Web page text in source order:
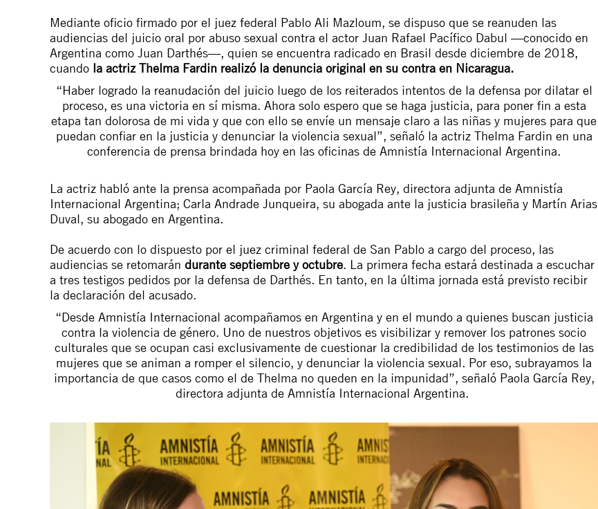
Mediante oficio firmado por el juez federal Pablo Ali Mazloum, se dispuso que se reanuden las
audiencias del juicio oral por abuso sexual contra el actor Juan Rafael Pacífico Dabul —conocido en
Argentina como Juan Darthés—, quien se encuentra radicado en Brasil desde diciembre de 2018,
cuando la actriz Thelma Fardin realizó la denuncia original en su contra en Nicaragua.
“Haber logrado la reanudación del juicio luego de los reiterados intentos de la defensa por dilatar el
proceso, es una victoria en sí misma. Ahora solo espero que se haga justicia, para poner fin a esta
etapa tan dolorosa de mi vida y que con ello se envíe un mensaje claro a las niñas y mujeres para que
puedan confiar en la justicia y denunciar la violencia sexual”, señaló la actriz Thelma Fardin en una
conferencia de prensa brindada hoy en las oficinas de Amnistía Internacional Argentina.
La actriz habló ante la prensa acompañada por Paola García Rey, directora adjunta de Amnistía
Internacional Argentina; Carla Andrade Junqueira, su abogada ante la justicia brasileña y Martín Arias
Duval, su abogado en Argentina.
De acuerdo con lo dispuesto por el juez criminal federal de San Pablo a cargo del proceso, las
audiencias se retomarán durante septiembre y octubre. La primera fecha estará destinada a escuchar
a tres testigos pedidos por la defensa de Darthés. En tanto, en la última jornada está previsto recibir
la declaración del acusado.
“Desde Amnistía Internacional acompañamos en Argentina y en el mundo a quienes buscan justicia
contra la violencia de género. Uno de nuestros objetivos es visibilizar y remover los patrones socio
culturales que se ocupan casi exclusivamente de cuestionar la credibilidad de los testimonios de las
mujeres que se animan a romper el silencio, y denunciar la violencia sexual. Por eso, subrayamos la
importancia de que casos como el de Thelma no queden en la impunidad”, señaló Paola García Rey,
directora adjunta de Amnistía Internacional Argentina.